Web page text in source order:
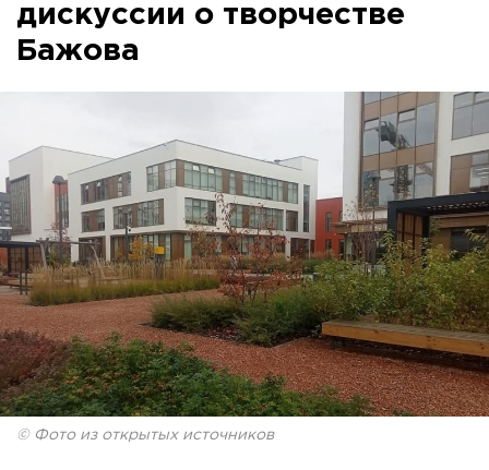
дискуссии о творчестве
Бажова
© Фото из открытых источников